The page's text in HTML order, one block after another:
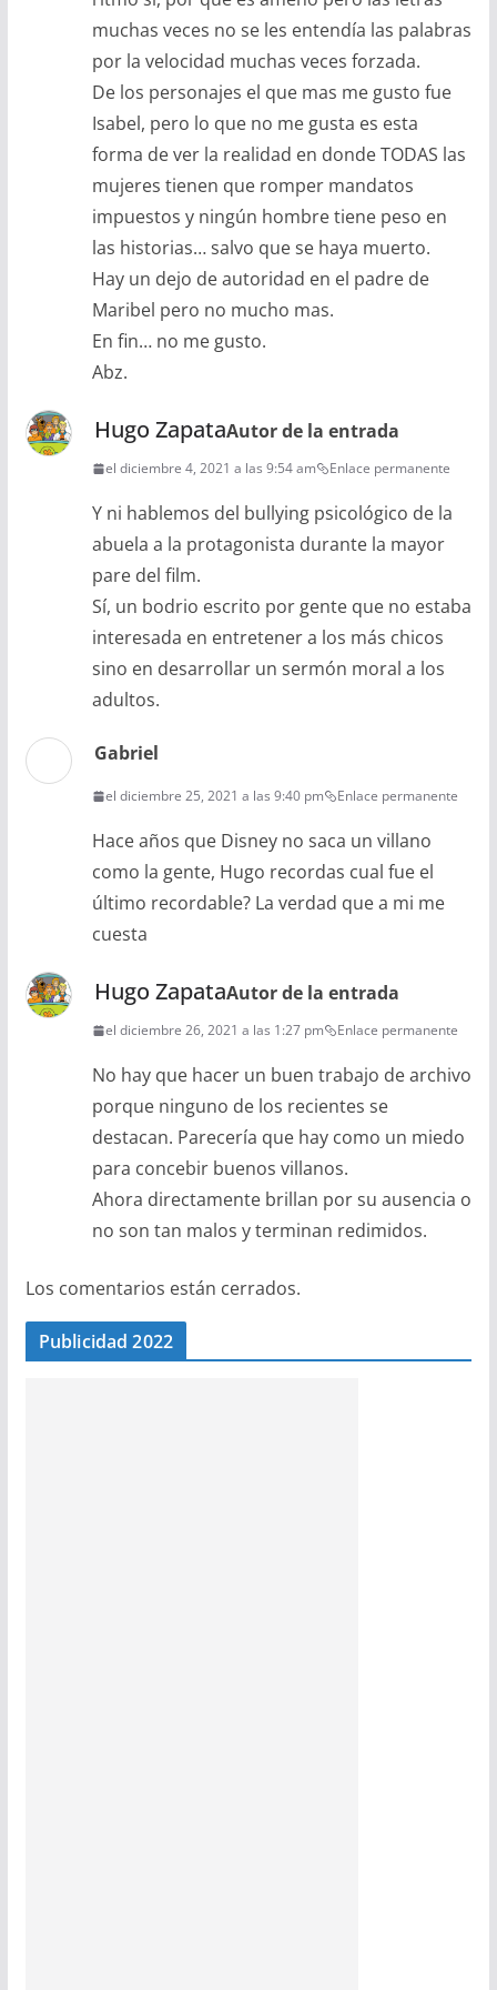
muchas veces no se les entendía las palabras
por la velocidad muchas veces forzada.
De los personajes el que mas me gusto fue
Isabel, pero lo que no me gusta es esta
forma de ver la realidad en donde TODAS las
mujeres tienen que romper mandatos
impuestos y ningún hombre tiene peso en
las historias… salvo que se haya muerto.
Hay un dejo de autoridad en el padre de
Maribel pero no mucho mas.
En fin… no me gusto.
Abz.
Hugo ZapataAutor de la entrada
el diciembre 4, 2021 a las 9:54 am Enlace permanente
Y ni hablemos del bullying psicológico de la
abuela a la protagonista durante la mayor
pare del film.
Sí, un bodrio escrito por gente que no estaba
interesada en entretener a los más chicos
sino en desarrollar un sermón moral a los
adultos.
Gabriel
el diciembre 25, 2021 a las 9:40 pm Enlace permanente
Hace años que Disney no saca un villano
como la gente, Hugo recordas cual fue el
último recordable? La verdad que a mi me
cuesta
Hugo ZapataAutor de la entrada
el diciembre 26, 2021 a las 1:27 pm Enlace permanente
No hay que hacer un buen trabajo de archivo
porque ninguno de los recientes se
destacan. Parecería que hay como un miedo
para concebir buenos villanos.
Ahora directamente brillan por su ausencia o
no son tan malos y terminan redimidos.
Los comentarios están cerrados.
Publicidad 2022